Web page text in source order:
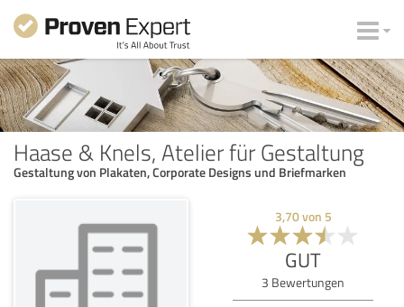
Haase & Knels, Atelier für Gestaltung
Gestaltung von Plakaten, Corporate Designs und Briefmarken
3,70von 5
GUT
3 Bewertungen